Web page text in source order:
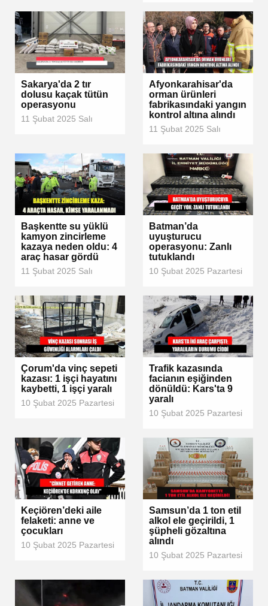
Sakarya'da 2 tır
dolusu kaçak tütün
operasyonu
11 Şubat 2025 Salı
Afyonkarahisar'da
orman ürünleri
fabrikasındaki yangın
kontrol altına alındı
11 Şubat 2025 Salı
Başkentte su yüklü
kamyon zincirleme
kazaya neden oldu: 4
araç hasar gördü
11 Şubat 2025 Salı
Batman’da
uyuşturucu
operasyonu: Zanlı
tutuklandı
10 Şubat 2025 Pazartesi
Çorum'da vinç sepeti
kazası: 1 işçi hayatını
kaybetti, 1 işçi yaralı
10 Şubat 2025 Pazartesi
Trafik kazasında
facianın eşiğinden
dönüldü: Kars'ta 9
yaralı
10 Şubat 2025 Pazartesi
Keçiören’deki aile
felaketi: anne ve
çocukları
10 Şubat 2025 Pazartesi
Samsun’da 1 ton etil
alkol ele geçirildi, 1
şüpheli gözaltına
alındı
10 Şubat 2025 Pazartesi